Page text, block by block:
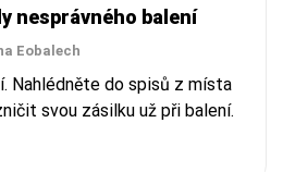
nesprávného balení
Eobalech
Nahlédněte do spisů z místa
svou zásilku už při balení.